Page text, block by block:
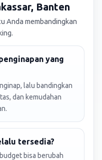
Banten
Anda membandingkan
yang
lalu bandingkan
dan kemudahan
tersedia?
bisa berubah